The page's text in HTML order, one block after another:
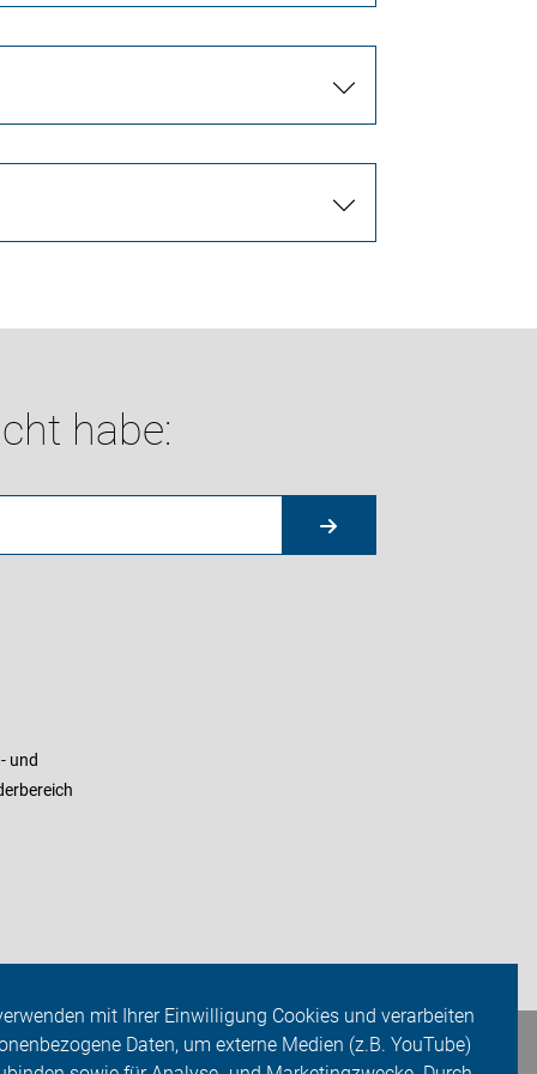
mit Ihrer Einwilligung Cookies und verarbeiten
Daten, um externe Medien (z.B. YouTube)
habe:
und